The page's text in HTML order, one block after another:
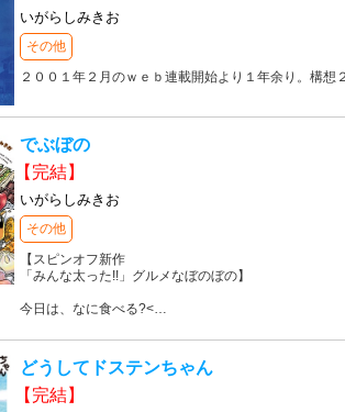
いがらしみきお
その他
２００１年２月のｗｅｂ連載開始より１年余り。構
でぶぼの
【完結】
いがらしみきお
その他
【スピンオフ新作
「みんな太った!!」グルメなぼのぼの】
今日は、なに食べる?<…
どうしてドステンちゃん
【完結】